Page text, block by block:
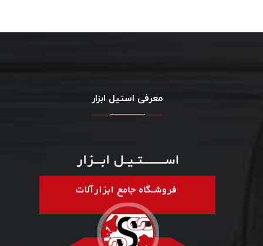
معرفی استیل ابزار